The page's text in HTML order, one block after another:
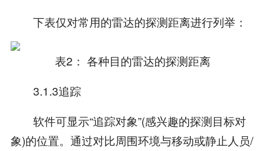
下表仅对常用的雷达的探测距离进行列举：
表2： 各种目的雷达的探测距离
3.1.3追踪
软件可显示“追踪对象”(感兴趣的探测目标对
象)的位置。通过对比周围环境与移动或静止人员/